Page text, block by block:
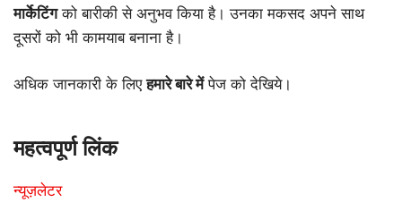
मार्केटिंगको बारीकी से अनुभव किया है। उनका मकसद अपने साथ
दूसरों को भी कामयाब बनाना है।
अधिक जानकारी के लिएहमारे बारे मेंपेज को देखिये।
महत्वपूर्ण लिंक
न्यूज़लेटर